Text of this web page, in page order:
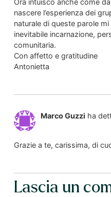
Ora intuisco anche come
nascere l’esperienza dei
naturale di queste parole
inevitabile incarnazione,
comunitaria.
Con affetto e gratitudine
Antonietta
Marco Guzzi ha
Grazie a te, carissima, di
Lascia un